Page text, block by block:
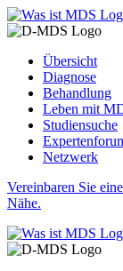
Übersicht
Diagnose
Behandlung
Leben mit
Studiensuche
Netzwerk
Vereinbaren Sie
Nähe.